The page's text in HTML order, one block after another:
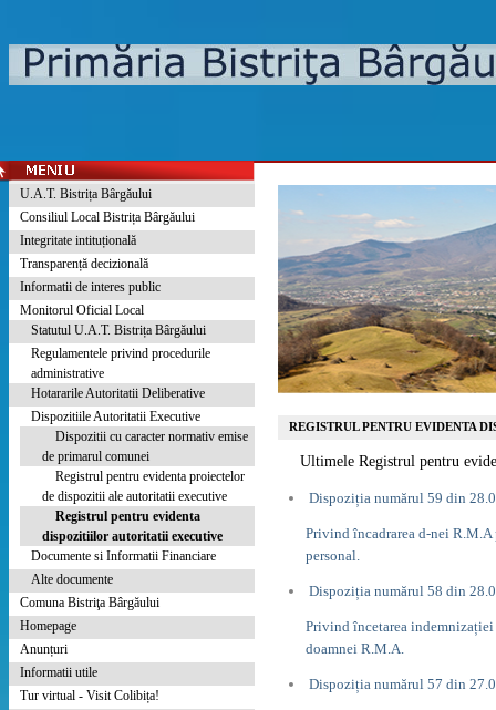
U.A.T. Bistrița Bârgăului
Consiliul Local Bistrița Bârgăului
Integritate intituțională
Transparență decizională
Informatii de interes public
Monitorul Oficial Local
Statutul U.A.T. Bistrița Bârgăului
Regulamentele privind procedurile
administrative
Hotararile Autoritatii Deliberative
Dispozitiile Autoritatii Executive
Dispozitii cu caracter normativ emise
de primarul comunei
Registrul pentru evidenta proiectelor
de dispozitii ale autoritatii executive
Registrul pentru evidenta
dispozitiilor autoritatii executive
Documente si Informatii Financiare
Alte documente
Comuna Bistriţa Bârgăului
Homepage
Anunțuri
Informatii utile
Tur virtual - Visit Colibița!
REGISTRUL PENTRU EVIDENTA
Ultimele Registrul pentru
Dispoziția numărul 59 din
Privind încadrarea d-nei R.M.A
personal.
Dispoziția numărul 58 din
Privind încetarea indemnizației
doamnei R.M.A.
Dispoziția numărul 57 din